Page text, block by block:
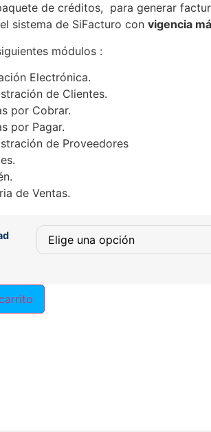
de créditos, para generar
sistema de SiFacturo con vigencia
módulos :
Electrónica.
de Clientes.
por Cobrar.
por Pagar.
de Proveedores
de Ventas.